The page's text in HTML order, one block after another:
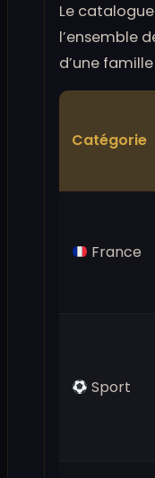
Le
l’ensemble
d’une
Catégorie
France
Sport